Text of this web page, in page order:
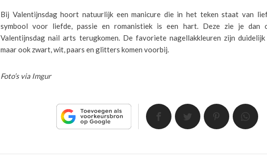
Bij Valentijnsdag hoort natuurlijk een manicure die in het teken staat van
symbool voor liefde, passie en romanistiek is een hart. Deze zie je dan
Valentijnsdag nail arts terugkomen. De favoriete nagellakkleuren zijn
maar ook zwart, wit, paars en glitters komen voorbij.
Foto’s via Imgur